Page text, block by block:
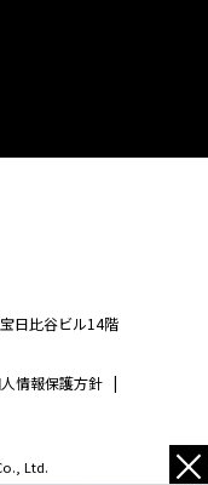
情報保護方針 |
日比谷ビル14階
Ltd. ×